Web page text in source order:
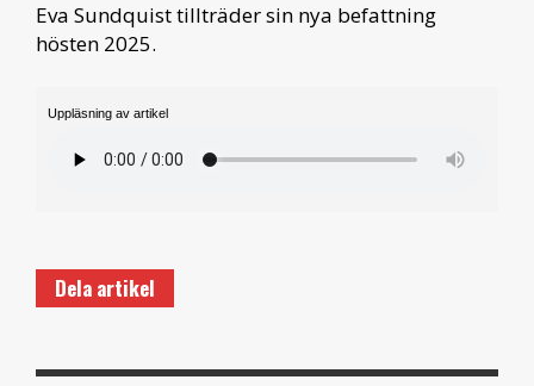
Eva Sundquist tillträder sin nya befattning
hösten 2025.
Uppläsning av artikel
Dela artikel